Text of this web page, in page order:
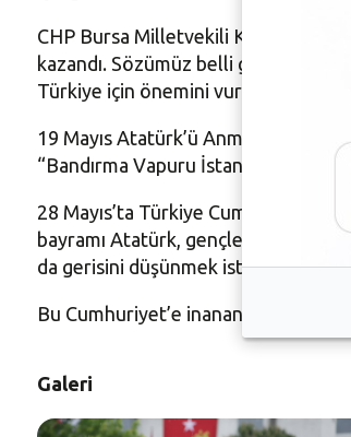
CHP Bursa Milletvekili Kayıhan
kazandı. Sözümüz belli geldikleri
Türkiye için önemini vurgulayarak,
19 Mayıs Atatürk’ü Anma Gençlik
“Bandırma Vapuru İstanbul’dan 16
28 Mayıs’ta Türkiye
bayramı Atatürk, gençlere
da gerisini düşünmek istemiyorum.
Bu Cumhuriyet’e inanan herkes 28
Galeri